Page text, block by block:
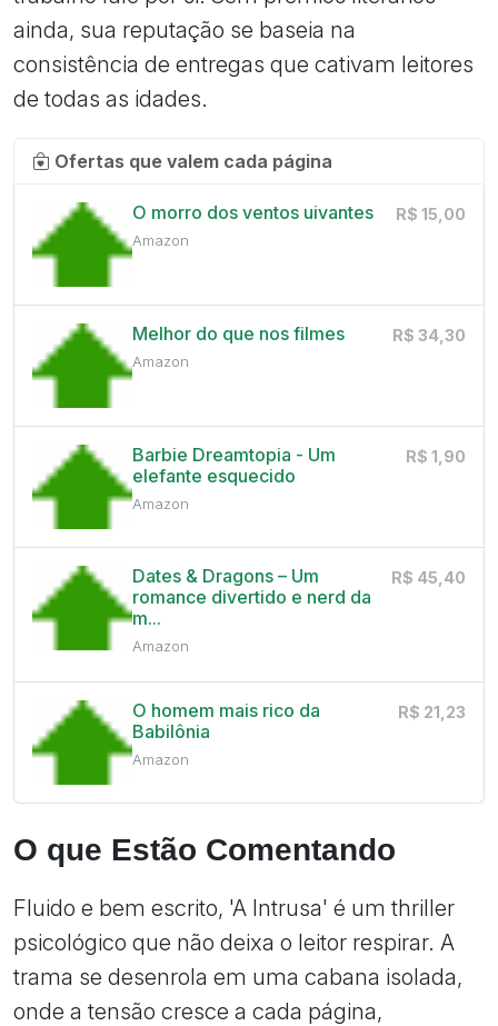
ainda, sua reputação se baseia na
consistência de entregas que cativam leitores
de todas as idades.
Ofertas que valem cada página
O morro dos ventos uivantes
Amazon
R$ 15,00
Melhor do que nos filmes
Amazon
R$ 34,30
Barbie Dreamtopia - Um
elefante esquecido
Amazon
R$ 1,90
Dates & Dragons – Um
romance divertido e nerd da
m...
Amazon
R$ 45,40
O homem mais rico da
Babilônia
Amazon
R$ 21,23
O que Estão Comentando
Fluido e bem escrito, 'A Intrusa' é um thriller
psicológico que não deixa o leitor respirar. A
trama se desenrola em uma cabana isolada,
onde a tensão cresce a cada página,